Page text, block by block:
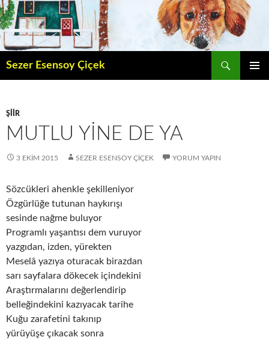
İçeriğe
atla
Sezer Esensoy Çiçek
ŞIIR
MUTLU YINE DE YA
3 EKIM 2015 SEZER ESENSOY ÇIÇEK YORUM YAPIN
Sözcükleri ahenkle şekilleniyor
Özgürlüğe tutunan haykırışı
sesinde nağme buluyor
Programlı yaşantısı dem vuruyor
yazgıdan, izden, yürekten
Meselâ yazıya oturacak birazdan
sarı sayfalara dökecek içindekini
Araştırmalarını değerlendirip
belleğindekini kazıyacak tarihe
Kuğu zarafetini takınıp
yürüyüşe çıkacak sonra